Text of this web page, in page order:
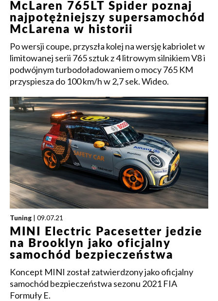
McLaren 765LT Spider poznaj
najpotężniejszy supersamochód
McLarena w historii
Po wersji coupe, przyszła kolej na wersję kabriolet w
limitowanej serii 765 sztuk z 4 litrowym silnikiem V8 i
podwójnym turbodoładowaniem o mocy 765 KM
przyspiesza do 100 km/h w 2,7 sek. Wideo.
Tuning | 09.07.21
MINI Electric Pacesetter jedzie
na Brooklyn jako oficjalny
samochód bezpieczeństwa
Koncept MINI został zatwierdzony jako oficjalny
samochód bezpieczeństwa sezonu 2021 FIA
Formuły E.